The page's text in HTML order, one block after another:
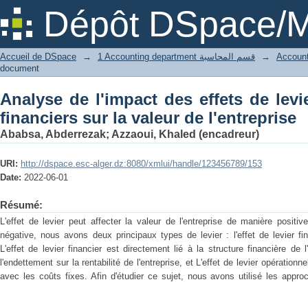
Dépôt DSpace/
Analyse de l'impact des effets de
de l'entreprise
Accueil de DSpace → 1 Accounting department قسم المحاسبة
→
document
Analyse de l'impact des effets de
financiers sur la valeur de l'entreprise
Ababsa, Abderrezak; Azzaoui, Khaled (encadreur)
URI: http://dspace.esc-alger.dz:8080/xmlui/handle/123456789/153
Date: 2022-06-01
Résumé:
L'effet de levier peut affecter la valeur de l'entreprise de manière
négative, nous avons deux principaux types de levier : l'effet de levier
L'effet de levier financier est directement lié à la structure financière de
l'endettement sur la rentabilité de l'entreprise, et L'effet de levier
avec les coûts fixes. Afin d'étudier ce sujet, nous avons utilisé les